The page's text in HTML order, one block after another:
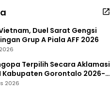
Duel Sarat Gengsi
Grup A Piala AFF 2026
Terpilih Secara Aklamasi
Kabupaten Gorontalo 2026-
2026